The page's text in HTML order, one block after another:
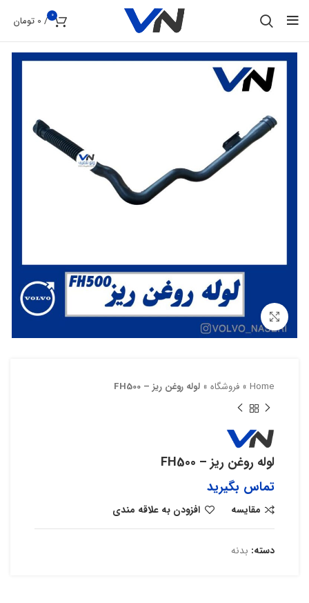
0
/
0 تومان
بزرگنمایی تصویر
Home
» فروشگاه » لوله روغن ریز – FH500
لوله روغن ریز – FH500
تماس بگیرید
مقایسه افزودن به علاقه مندی
دسته: بدنه